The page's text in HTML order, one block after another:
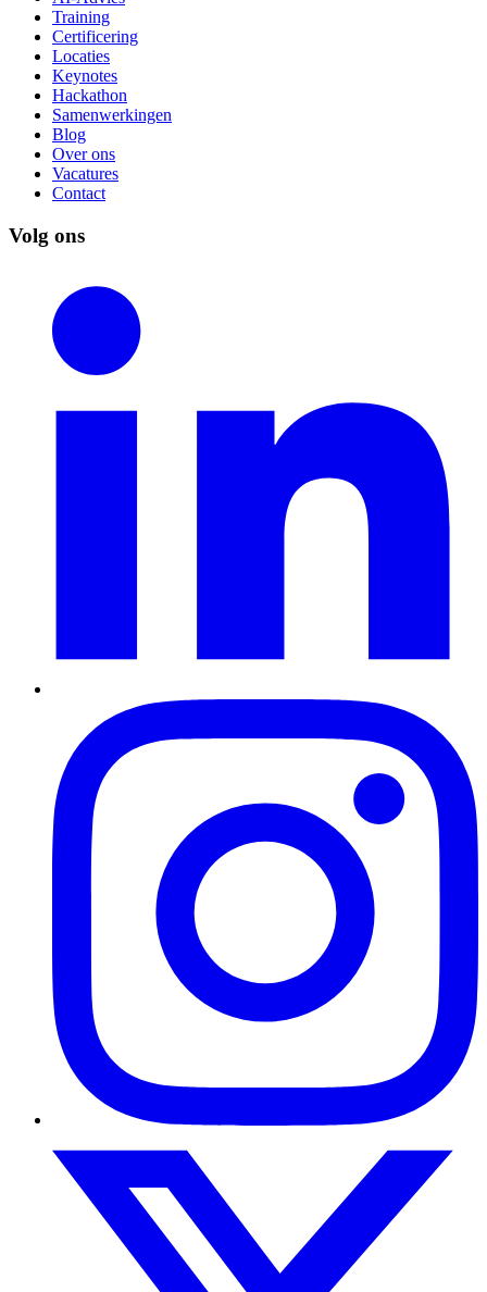
Training
Certificering
Locaties
Keynotes
Hackathon
Samenwerkingen
Blog
Over ons
Vacatures
Contact
Volg ons